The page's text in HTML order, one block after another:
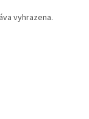
vyhrazena.